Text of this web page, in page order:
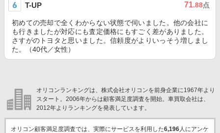
T-UP 71.88点
初めての売却で全くわからない状態で伺いました。他の会社に
も行きましたが対応にも査定価格にもすごく差がありました。
さすがのトヨタと思いました。信頼度がよりいっそう増しまし
た。（40代／女性）
オリコンランキングは、株式会社オリコンを前身企業に1967年より
スタート。2006年からは顧客満足度調査を開始。車買取会社は、
2012年よりランキングを発表しています。
オリコン顧客満足度調査では、実際にサービスを利用した6,196人にアンケ